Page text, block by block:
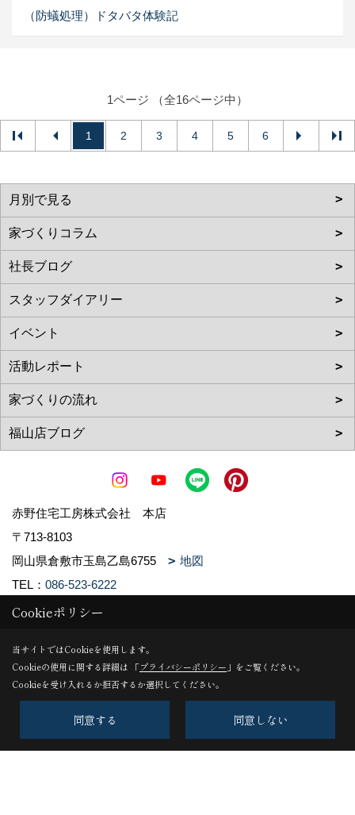
（防蟻処理）ドタバタ体験記
1ページ （全16ページ中）
1 2 3 4 5 6
赤野住宅工房株式会社 本店
〒713-8103
岡山県倉敷市玉島乙島6755
地図
TEL： 086-523-6222
FAX：086-523-6223
＜定休日＞水曜日
〒720-2104
広島県福山市神辺町道上1061-3
地図
Cookieポリシー
当サイトではCookieを使用します。
Cookieの使用に関する詳細は 「プライバシーポリシー 」をご覧ください。
Cookieを受け入れるか拒否するか選択してください。
同意する 同意しない